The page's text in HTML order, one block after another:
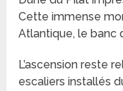
Cette immense
Atlantique, le banc
L’ascension reste
escaliers installés